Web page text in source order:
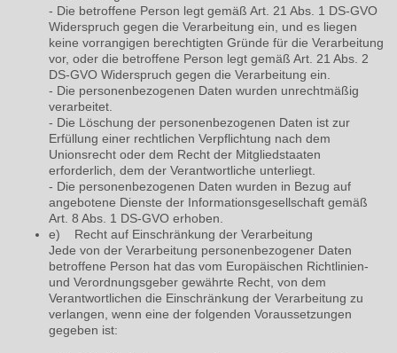
- Die betroffene Person legt gemäß Art. 21 Abs. 1 DS-GVO
Widerspruch gegen die Verarbeitung ein, und es liegen
keine vorrangigen berechtigten Gründe für die Verarbeitung
vor, oder die betroffene Person legt gemäß Art. 21 Abs. 2
DS-GVO Widerspruch gegen die Verarbeitung ein.
- Die personenbezogenen Daten wurden unrechtmäßig
verarbeitet.
- Die Löschung der personenbezogenen Daten ist zur
Erfüllung einer rechtlichen Verpflichtung nach dem
Unionsrecht oder dem Recht der Mitgliedstaaten
erforderlich, dem der Verantwortliche unterliegt.
- Die personenbezogenen Daten wurden in Bezug auf
angebotene Dienste der Informationsgesellschaft gemäß
Art. 8 Abs. 1 DS-GVO erhoben.
e) Recht auf Einschränkung der Verarbeitung
Jede von der Verarbeitung personenbezogener Daten
betroffene Person hat das vom Europäischen Richtlinien-
und Verordnungsgeber gewährte Recht, von dem
Verantwortlichen die Einschränkung der Verarbeitung zu
verlangen, wenn eine der folgenden Voraussetzungen
gegeben ist: